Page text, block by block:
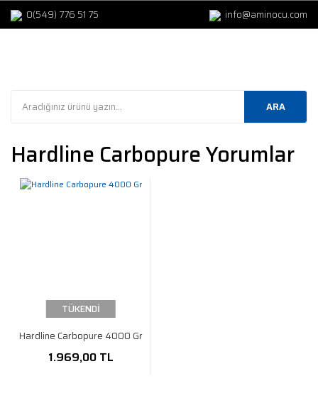
0(549) 776 51 75 info@aminocu.com
ARA
Hardline Carbopure Yorumlar
TÜKENDİ
Hardline Carbopure 4000 Gr
1.969,00 TL